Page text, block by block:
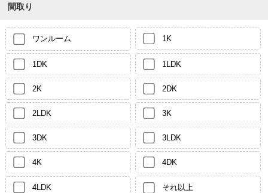
間取り
ワンルーム 1K
1DK 1LDK
2K 2DK
2LDK 3K
3DK 3LDK
4K 4DK
4LDK それ以上